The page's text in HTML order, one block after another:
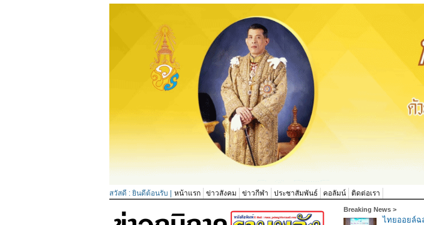
สวัสดี : ยินดีต้อนรับ | หน้าแรก ข่าวสังคม ข่าวกีฬา ประชาสัมพันธ์ คอลัมน์ ติดต่อเรา
Breaking News >
ไทยออยล์ฉ